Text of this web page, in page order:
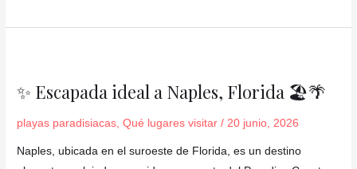
✨ Escapada ideal a Naples, Florida 🏖️🌴
playas paradisiacas ,Qué lugares visitar / 20 junio, 2026
Naples, ubicada en el suroeste de Florida, es un destino
ideal
Florida